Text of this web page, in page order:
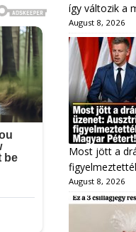
így változik a
August 8, 2026
Most jött a
August 8, 2026